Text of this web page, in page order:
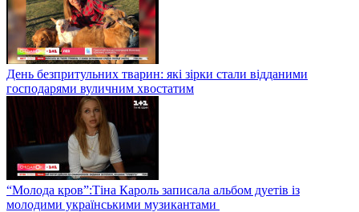
День безпритульних тварин: які зірки стали відданими
господарями вуличним хвостатим
“Молода кров”:Тіна Кароль записала альбом дуетів із
молодими українськими музикантами